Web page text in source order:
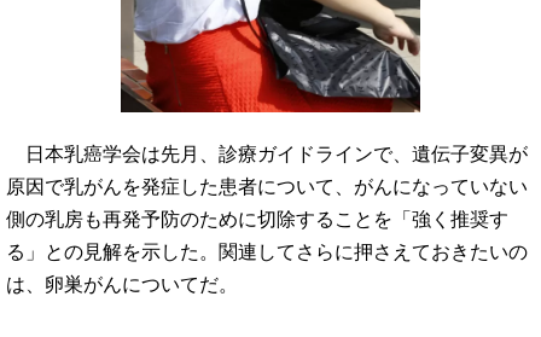
日本乳癌学会は先月、診療ガイドラインで、遺伝子変異が
原因で乳がんを発症した患者について、がんになっていない
側の乳房も再発予防のために切除することを「強く推奨す
る」との見解を示した。関連してさらに押さえておきたいの
は、卵巣がんについてだ。